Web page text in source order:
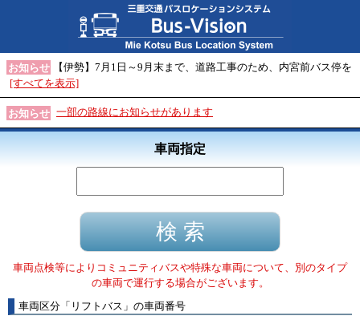
お知らせ
【伊勢】7月1日～9月末まで、道路工事のため、内宮前バス停を
[すべてを表示]
お知らせ 一部の路線にお知らせがあります
車両指定
車両点検等によりコミュニティバスや特殊な車両について、別のタイプ
の車両で運行する場合がございます。
車両区分 「 リフトバス 」 の車両番号